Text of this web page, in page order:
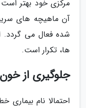
مرکزی خود بهتر
آن ماهیچه های
شده فعال می گردد.
ها، تکرار است.
جلوگیری از